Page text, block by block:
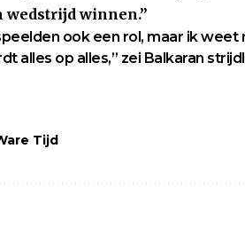
wedstrijd winnen.”
ook een rol, maar ik
alles op alles,” zei Balkaran
Tijd